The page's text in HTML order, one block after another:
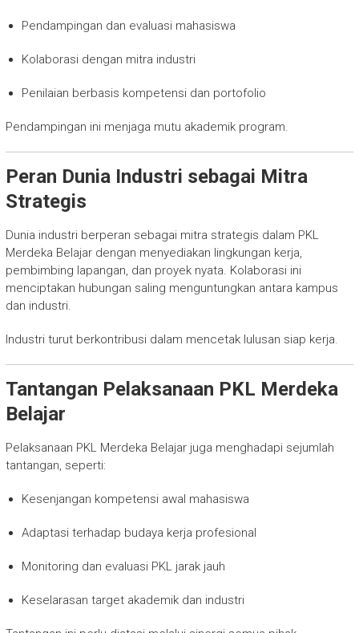
Pendampingan dan evaluasi mahasiswa
Kolaborasi dengan mitra industri
Penilaian berbasis kompetensi dan portofolio
Pendampingan ini menjaga mutu akademik program.
Peran Dunia Industri sebagai Mitra
Strategis
Dunia industri berperan sebagai mitra strategis dalam PKL
Merdeka Belajar dengan menyediakan lingkungan kerja,
pembimbing lapangan, dan proyek nyata. Kolaborasi ini
menciptakan hubungan saling menguntungkan antara kampus
dan industri.
Industri turut berkontribusi dalam mencetak lulusan siap kerja.
Tantangan Pelaksanaan PKL Merdeka
Belajar
Pelaksanaan PKL Merdeka Belajar juga menghadapi sejumlah
tantangan, seperti:
Kesenjangan kompetensi awal mahasiswa
Adaptasi terhadap budaya kerja profesional
Monitoring dan evaluasi PKL jarak jauh
Keselarasan target akademik dan industri